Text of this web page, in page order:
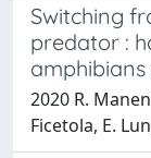
Switching
predator :
2020 R.
Ficetola, E.